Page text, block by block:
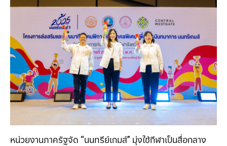
หน่วยงานภาครัฐจัด “นนทรีย์เกมส์” มุ่งใช้กีฬาเป็นสื่อกลาง